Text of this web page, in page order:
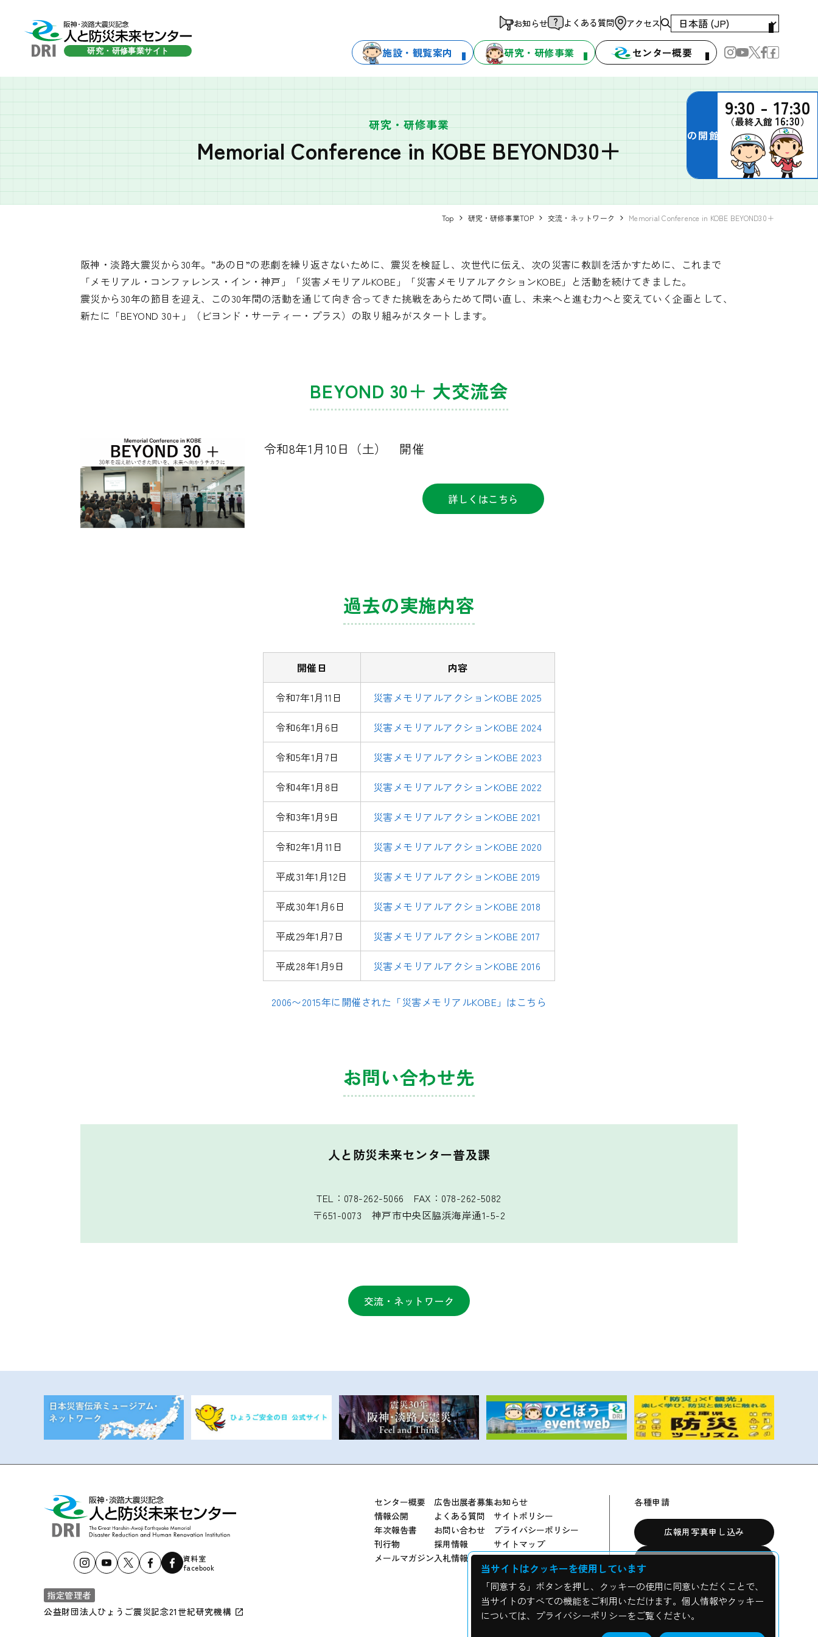
お知らせ よくある質問 アクセス
本日の開館時間
9:30 - 17:30
（最終入館16:30）
施設・観覧案内 研究・研修事業 センター概要
研究・研修事業
Memorial Conference in KOBE BEYOND30＋
Top 研究・研修事業TOP 交流・ネットワーク Memorial Conference in KOBE BEYOND30＋
阪神・淡路大震災から30年。“あの日”の悲劇を繰り返さないために、震災を検証し、次世代に伝え、次の災害に教訓を活かすために、これまで
「メモリアル・コンファレンス・イン・神戸」「災害メモリアルKOBE」「災害メモリアルアクションKOBE」と活動を続けてきました。
震災から30年の節目を迎え、この30年間の活動を通じて向き合ってきた挑戦をあらためて問い直し、未来へと進む力へと変えていく企画として、
新たに「BEYOND 30+」（ビヨンド・サーティー・プラス）の取り組みがスタートします。
BEYOND 30＋ 大交流会
令和8年1月10日（土） 開催
詳しくはこちら
過去の実施内容
開催日 内容
令和7年1月11日 災害メモリアルアクションKOBE 2025
令和6年1月6日 災害メモリアルアクションKOBE 2024
令和5年1月7日 災害メモリアルアクションKOBE 2023
令和4年1月8日 災害メモリアルアクションKOBE 2022
令和3年1月9日 災害メモリアルアクションKOBE 2021
令和2年1月11日 災害メモリアルアクションKOBE 2020
平成31年1月12日 災害メモリアルアクションKOBE 2019
平成30年1月6日 災害メモリアルアクションKOBE 2018
平成29年1月7日 災害メモリアルアクションKOBE 2017
平成28年1月9日 災害メモリアルアクションKOBE 2016
2006〜2015年に開催された「災害メモリアルKOBE」はこちら
お問い合わせ先
人と防災未来センター普及課
TEL：078-262-5066 FAX：078-262-5082
〒651-0073 神戸市中央区脇浜海岸通1-5-2
交流・ネットワーク
資料室
facebook
指定管理者
公益財団法人ひょうご震災記念21世紀研究機構
センター概要
情報公開
年次報告書
刊行物
メールマガジン
広告出展者募集
よくある質問
お問い合わせ
採用情報
入札情報
お知らせ
サイトポリシー
プライバシーポリシー
サイトマップ
各種申請
広報用写真申し込み
震災資料の貸出について
校外学習・修学旅行・視察申込み
当サイトはクッキーを使用しています
「同意する」ボタンを押し、クッキーの使用に同意いただくことで、
当サイトのすべての機能をご利用いただけます。個人情報やクッキー
については、プライバシーポリシーをご覧ください。